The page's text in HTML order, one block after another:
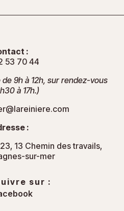
:
53 70 44
9h à 12h, sur rendez-vous
à 17h.)
:
13 Chemin des travails,
sur-mer
sur :